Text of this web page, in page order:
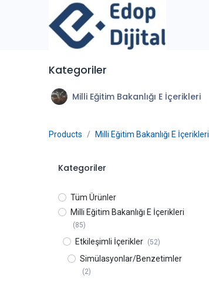
Kategoriler
Milli Eğitim Bakanlığı E İçerikleri
Products Milli Eğitim Bakanlığı E İçerikleri
Kategoriler
Tüm Ürünler
Milli Eğitim Bakanlığı E İçerikleri
(85)
Etkileşimli İçerikler (52)
Simülasyonlar/Benzetimler
(2)